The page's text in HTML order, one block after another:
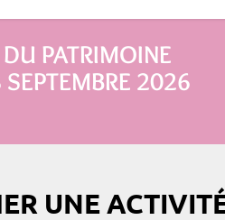
PATRIMOINE
2026
UNE